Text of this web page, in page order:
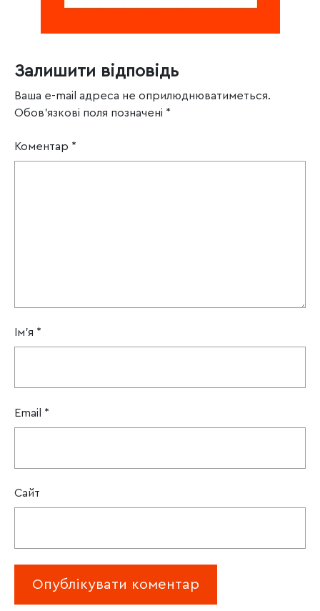
Залишити відповідь
Ваша e-mail адреса не оприлюднюватиметься.
Обов’язкові поля позначені *
Коментар *
Ім'я *
Email *
Сайт